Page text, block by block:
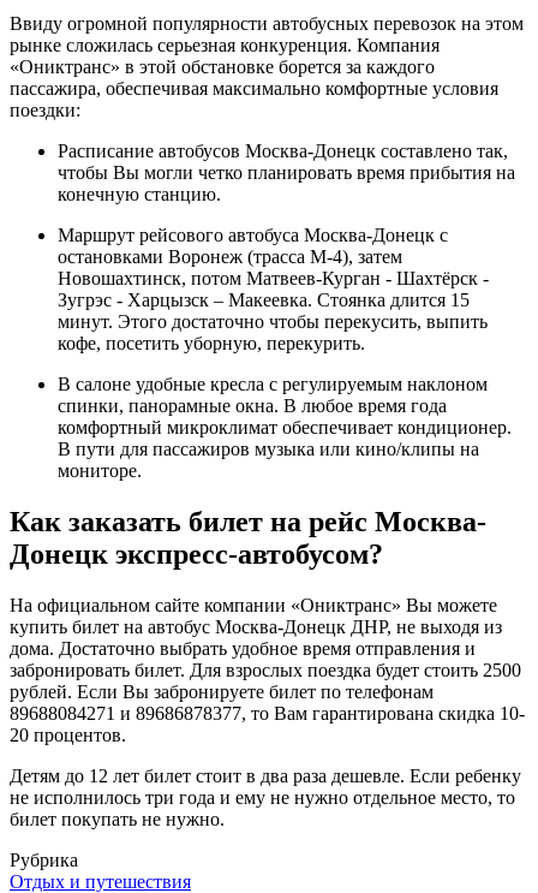
Ввиду огромной популярности автобусных перевозок на этом
рынке сложилась серьезная конкуренция. Компания
«Ониктранс» в этой обстановке борется за каждого
пассажира, обеспечивая максимально комфортные условия
поездки:
Расписание автобусов Москва-Донецк составлено так,
чтобы Вы могли четко планировать время прибытия на
конечную станцию.
Маршрут рейсового автобуса Москва-Донецк с
остановками Воронеж (трасса М-4), затем
Новошахтинск, потом Матвеев-Курган - Шахтёрск -
Зугрэс - Харцызск – Макеевка. Стоянка длится 15
минут. Этого достаточно чтобы перекусить, выпить
кофе, посетить уборную, перекурить.
В салоне удобные кресла с регулируемым наклоном
спинки, панорамные окна. В любое время года
комфортный микроклимат обеспечивает кондиционер.
В пути для пассажиров музыка или кино/клипы на
мониторе.
Как заказать билет на рейс Москва-
Донецк экспресс-автобусом?
На официальном сайте компании «Ониктранс» Вы можете
купить билет на автобус Москва-Донецк ДНР, не выходя из
дома. Достаточно выбрать удобное время отправления и
забронировать билет. Для взрослых поездка будет стоить 2500
рублей. Если Вы забронируете билет по телефонам
89688084271 и 89686878377, то Вам гарантирована скидка 10-
20 процентов.
Детям до 12 лет билет стоит в два раза дешевле. Если ребенку
не исполнилось три года и ему не нужно отдельное место, то
билет покупать не нужно.
Рубрика
Отдых и путешествия